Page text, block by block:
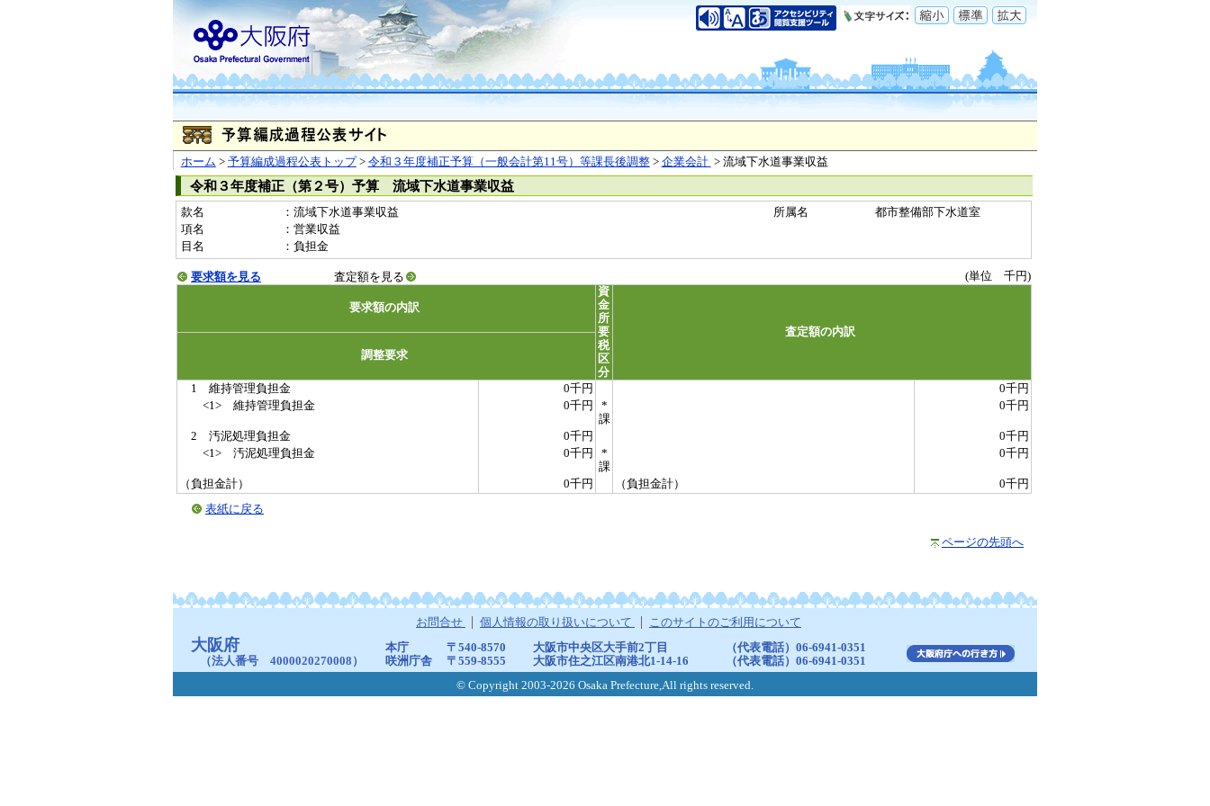
ホーム > 予算編成過程公表トップ> 令和３年度補正予算（一般会計第11号）等課長後調整> 企業会計 > 流域下水道事業収益
令和３年度補正（第２号）予算 流域下水道事業収益
款名 ：流域下水道事業収益 所属名
都市整備部下水道室
項名
：営業収益
目名
：負担金
要求額を見る 査定額を見る (単位 千円)
要求額の内訳
資
金
所
要
税
区
分
査定額の内訳
調整要求
1 維持管理負担金 0千円
0千円
<1> 維持管理負担金
0千円
*
課
0千円
2 汚泥処理負担金 0千円
0千円
<1> 汚泥処理負担金
0千円
*
課
0千円
（負担金計） 0千円 （負担金計）
0千円
表紙に戻る
ページの先頭へ
お問合せ 個人情報の取り扱いについて このサイトのご利用について
大阪府
（法人番号 4000020270008）
本庁 〒540-8570 大阪市中央区大手前2丁目
（代表電話）06-6941-0351
咲洲庁舎
〒559-8555 大阪市住之江区南港北1-14-16
（代表電話）06-6941-0351
© Copyright 2003-2026 Osaka Prefecture,All rights reserved.